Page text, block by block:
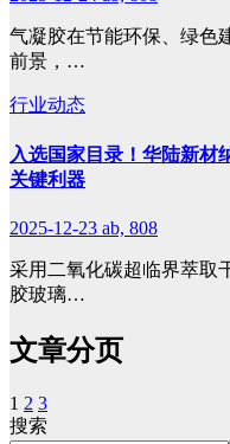
气凝胶在节能环保、绿色
前景，…
行业动态
入选国家目录！华陆新材
关键利器
2025-12-23 ab, 808
采用二氧化碳超临界萃取
胶玻璃…
文章分页
1 2 3
搜索